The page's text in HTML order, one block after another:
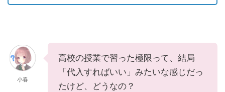
小春
高校の授業で習った極限って、結局
「代入すればいい」みたいな感じだっ
たけど、どうなの？